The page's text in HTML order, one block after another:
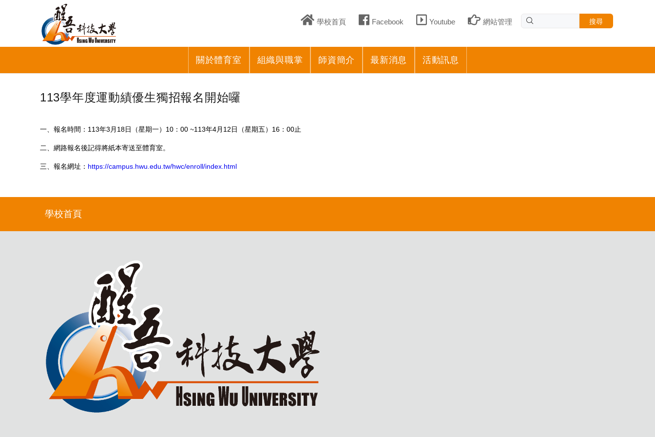
學校首頁 Facebook Youtube 網站管理 搜尋
關於體育室 組織與職掌 師資簡介 最新消息 活動訊息
113學年度運動績優生獨招報名開始囉
一、報名時間：113年3月18日（星期一）10：00 ~113年4月12日（星期五）16：00止
二、網路報名後記得將紙本寄送至體育室。
三、報名網址： https://campus.hwu.edu.tw/hwc/enroll/index.html
學校首頁